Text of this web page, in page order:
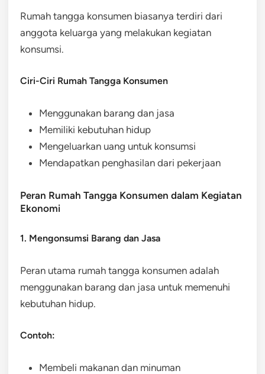
Rumah tangga konsumen biasanya terdiri dari
anggota keluarga yang melakukan kegiatan
konsumsi.
Ciri-Ciri Rumah Tangga Konsumen
Menggunakan barang dan jasa
Memiliki kebutuhan hidup
Mengeluarkan uang untuk konsumsi
Mendapatkan penghasilan dari pekerjaan
Peran Rumah Tangga Konsumen dalam Kegiatan
Ekonomi
1. Mengonsumsi Barang dan Jasa
Peran utama rumah tangga konsumen adalah
menggunakan barang dan jasa untuk memenuhi
kebutuhan hidup.
Contoh:
Membeli makanan dan minuman